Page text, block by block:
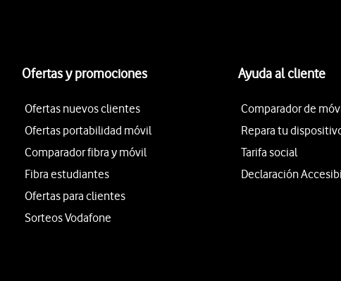
Ofertas y promociones
Ofertas nuevos clientes
Ofertas portabilidad móvil
Comparador fibra y móvil
Fibra estudiantes
Ofertas para clientes
Sorteos Vodafone
Ayuda al cliente
Comparador de
Repara tu
Tarifa social
Declaración